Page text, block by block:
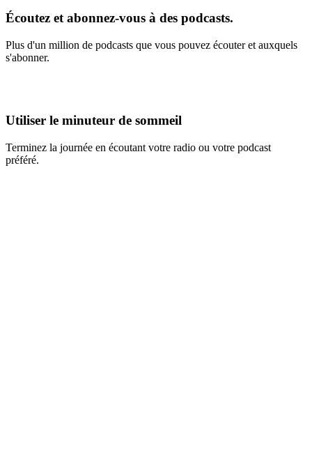
Écoutez et abonnez-vous à des podcasts.
Plus d'un million de podcasts que vous pouvez écouter et auxquels
s'abonner.
Utiliser le minuteur de sommeil
Terminez la journée en écoutant votre radio ou votre podcast
préféré.